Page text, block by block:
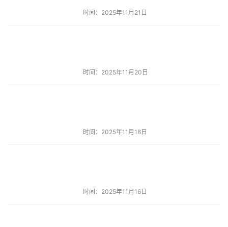
时间：2025年11月21日
时间：2025年11月20日
时间：2025年11月18日
时间：2025年11月16日